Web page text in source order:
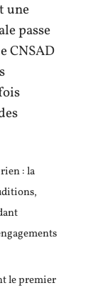
une
passe
CNSAD
: la
le premier